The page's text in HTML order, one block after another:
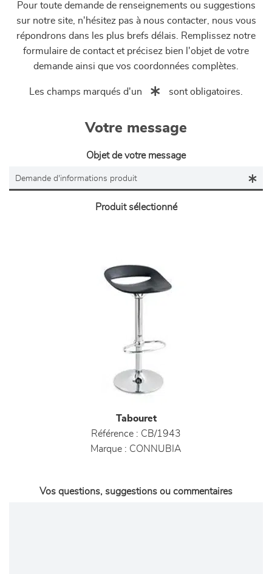
Pour toute demande de renseignements ou suggestions
sur notre site, n'hésitez pas à nous contacter, nous vous
répondrons dans les plus brefs délais. Remplissez notre
formulaire de contact et précisez bien l'objet de votre
demande ainsi que vos coordonnées complètes.
Les champs marqués d'un sont obligatoires.
Votre message
Objet de votre message
Produit sélectionné
Tabouret
Référence : CB/1943
Marque : CONNUBIA
Vos questions, suggestions ou commentaires